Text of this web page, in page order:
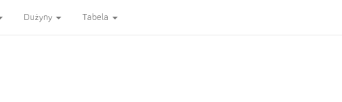
Dużyny Tabela